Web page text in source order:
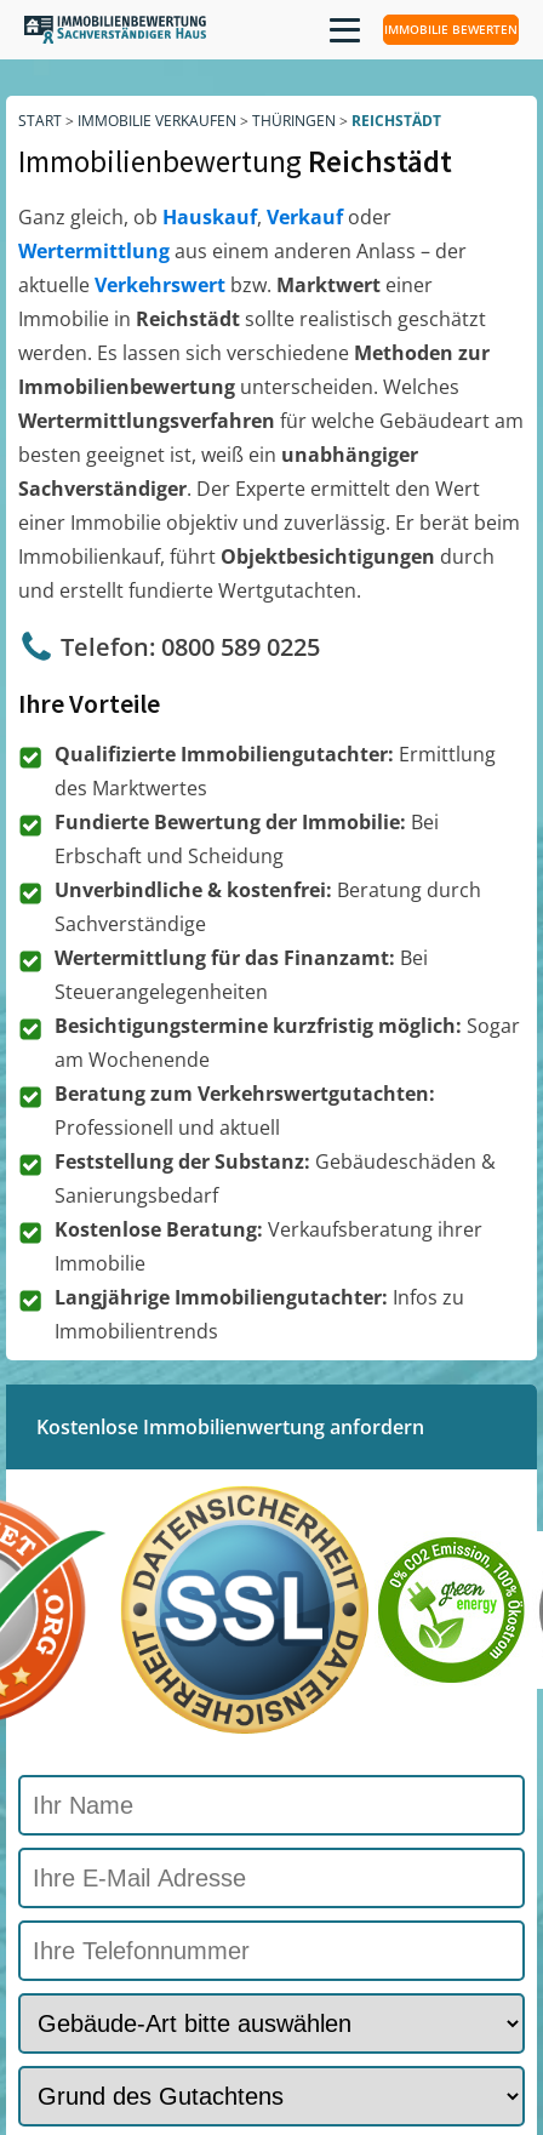
IMMOBILIE BEWERTEN
START> IMMOBILIE VERKAUFEN > THÜRINGEN > REICHSTÄDT
Immobilienbewertung Reichstädt
Ganz gleich, ob Hauskauf, Verkaufoder
Wertermittlungaus einem anderen Anlass – der
aktuelleVerkehrswert bzw. Marktwert einer
Immobilie in Reichstädtsollte realistisch geschätzt
werden. Es lassen sich verschiedene Methoden zur
Immobilienbewertung unterscheiden. Welches
Wertermittlungsverfahren für welche Gebäudeart am
besten geeignet ist, weiß ein unabhängiger
Sachverständiger. Der Experte ermittelt den Wert
einer Immobilie objektiv und zuverlässig. Er berät beim
Immobilienkauf, führt Objektbesichtigungen durch
und erstellt fundierte Wertgutachten.
Telefon: 0800 589 0225
Ihre Vorteile
Qualifizierte Immobiliengutachter: Ermittlung
des Marktwertes
Fundierte Bewertung der Immobilie: Bei
Erbschaft und Scheidung
Unverbindliche & kostenfrei: Beratung durch
Sachverständige
Wertermittlung für das Finanzamt: Bei
Steuerangelegenheiten
Besichtigungstermine kurzfristig möglich: Sogar
am Wochenende
Beratung zum Verkehrswertgutachten:
Professionell und aktuell
Feststellung der Substanz: Gebäudeschäden &
Sanierungsbedarf
Kostenlose Beratung: Verkaufsberatung ihrer
Immobilie
Langjährige Immobiliengutachter: Infos zu
Immobilientrends
Kostenlose Immobilienwertung anfordern